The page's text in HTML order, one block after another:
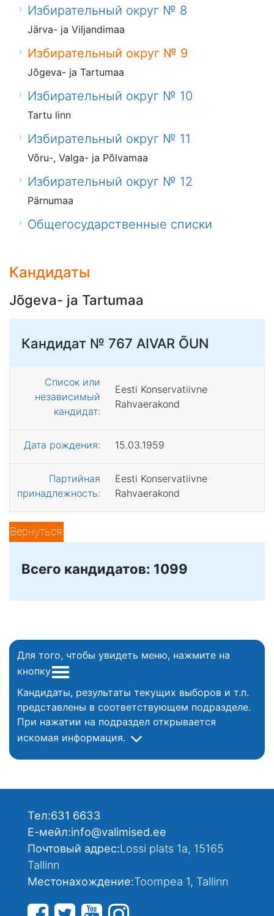
Избирательный округ № 8
Järva- ja Viljandimaa
Избирательный округ № 9
Jõgeva- ja Tartumaa
Избирательный округ № 10
Tartu linn
Избирательный округ № 11
Võru-, Valga- ja Põlvamaa
Избирательный округ № 12
Pärnumaa
Общегосударственные списки
Кандидаты
Jõgeva- ja Tartumaa
Кандидат № 767 AIVAR ÕUN
Список или
независимый
кандидат:
Eesti Konservatiivne
Rahvaerakond
Дата рождения: 15.03.1959
Партийная
принадлежность:
Eesti Konservatiivne
Rahvaerakond
Вернуться
Всего кандидатов: 1099
Для того, чтобы увидеть меню, нажмите на
кнопку
Кандидаты, результаты текущих выборов и т.п.
представлены в соответствующем подразделе.
При нажатии на подраздел открывается
искомая информация.
Тел:631 6633
Е-мейл:info@valimised.ee
Почтовый адрес:Lossi plats 1a, 15165
Tallinn
Местонахождение:Toompea 1, Tallinn